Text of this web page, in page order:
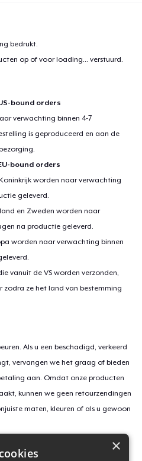
bedrukt.
op of voorloading... verstuurd.
bound orders
verwachting binnen 4-7
is geproduceerd en aan de
bound orders
worden naar verwachting
geleverd.
en Zweden worden naar
na productie geleverd.
worden naar verwachting binnen
vanuit de VS worden verzonden,
ze het land van bestemming
Als u een beschadigd, verkeerd
vervangen we het graag of bieden
aan. Omdat onze producten
kunnen we geen retourzendingen
maten, kleuren of als u gewoon
×